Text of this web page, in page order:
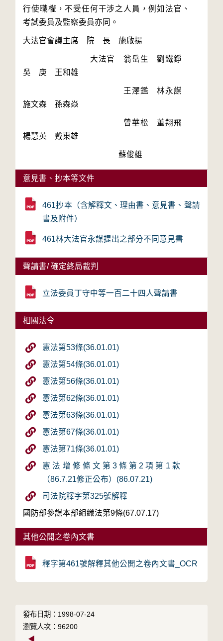
行使職權，不受任何干涉之人員，例如法官、
大法官　翁岳生　劉鐵錚
王澤鑑　林永謀
曾華松　董翔飛
意見書、抄本等文件
461抄本（含解釋文、理由書、意見書、聲請
書及附件）
461林大法官永謀提出之部分不同意見書
聲請書/ 確定終局裁判
立法委員丁守中等一百二十四人聲請書
相關法令
憲法第53條(36.01.01)
憲法第54條(36.01.01)
憲法第56條(36.01.01)
憲法第62條(36.01.01)
憲法第63條(36.01.01)
憲法第67條(36.01.01)
憲法第71條(36.01.01)
憲法增修條文第3條第2項第1款
（86.7.21修正公布）(86.07.21)
司法院釋字第325號解釋
國防部參謀本部組織法第9條(67.07.17)
其他公開之卷內文書
釋字第461號解釋其他公開之卷內文書_OCR
發布日期：1998-07-24
瀏覽人次：96200
◀